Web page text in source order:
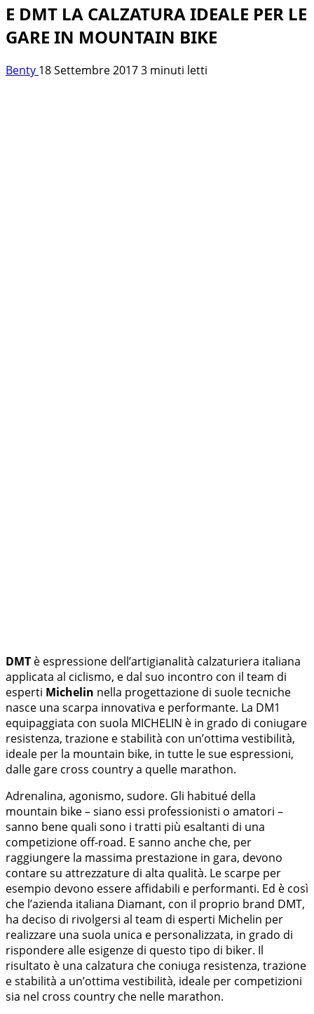
E DMT LA CALZATURA IDEALE PER LE
GARE IN MOUNTAIN BIKE
Benty 18 Settembre 20173 minuti letti
DMT è espressione dell’artigianalità calzaturiera italiana
applicata al ciclismo, e dal suo incontro con il team di
esperti Michelin nella progettazione di suole tecniche
nasce una scarpa innovativa e performante. La DM1
equipaggiata con suola MICHELIN è in grado di coniugare
resistenza, trazione e stabilità con un’ottima vestibilità,
ideale per la mountain bike, in tutte le sue espressioni,
dalle gare cross country a quelle marathon.
Adrenalina, agonismo, sudore. Gli habitué della
mountain bike – siano essi professionisti o amatori –
sanno bene quali sono i tratti più esaltanti di una
competizione off-road. E sanno anche che, per
raggiungere la massima prestazione in gara, devono
contare su attrezzature di alta qualità. Le scarpe per
esempio devono essere affidabili e performanti. Ed è così
che l’azienda italiana Diamant, con il proprio brand DMT,
ha deciso di rivolgersi al team di esperti Michelin per
realizzare una suola unica e personalizzata, in grado di
rispondere alle esigenze di questo tipo di biker. Il
risultato è una calzatura che coniuga resistenza, trazione
e stabilità a un’ottima vestibilità, ideale per competizioni
sia nel cross country che nelle marathon.